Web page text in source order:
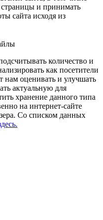
и принимать
сайта исходя из
количество и
как посетители
нам оценивать и улучшать
актуальную для
хранение данного типа
на интернет-сайте
Со списком данных